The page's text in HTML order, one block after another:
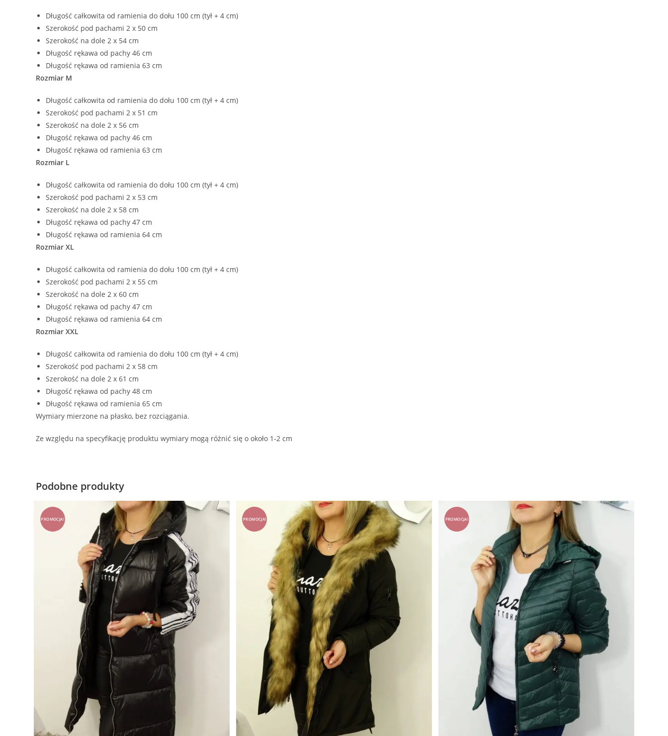
Długość całkowita od ramienia do dołu 100 cm (tył + 4 cm)
Szerokość pod pachami 2 x 50 cm
Szerokość na dole 2 x 54 cm
Długość rękawa od pachy 46 cm
Długość rękawa od ramienia 63 cm
Rozmiar M
Długość całkowita od ramienia do dołu 100 cm (tył + 4 cm)
Szerokość pod pachami 2 x 51 cm
Szerokość na dole 2 x 56 cm
Długość rękawa od pachy 46 cm
Długość rękawa od ramienia 63 cm
Rozmiar L
Długość całkowita od ramienia do dołu 100 cm (tył + 4 cm)
Szerokość pod pachami 2 x 53 cm
Szerokość na dole 2 x 58 cm
Długość rękawa od pachy 47 cm
Długość rękawa od ramienia 64 cm
Rozmiar XL
Długość całkowita od ramienia do dołu 100 cm (tył + 4 cm)
Szerokość pod pachami 2 x 55 cm
Szerokość na dole 2 x 60 cm
Długość rękawa od pachy 47 cm
Długość rękawa od ramienia 64 cm
Rozmiar XXL
Długość całkowita od ramienia do dołu 100 cm (tył + 4 cm)
Szerokość pod pachami 2 x 58 cm
Szerokość na dole 2 x 61 cm
Długość rękawa od pachy 48 cm
Długość rękawa od ramienia 65 cm
Wymiary mierzone na płasko, bez rozciągania.
Ze względu na specyfikację produktu wymiary mogą różnić się o około 1-2 cm
Podobne produkty
PROMOCJA! PROMOCJA! PROMOCJA!